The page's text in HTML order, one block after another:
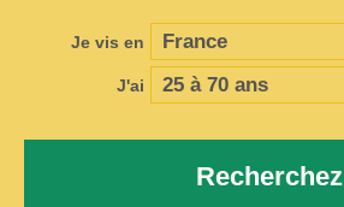
Je vis en
J'ai
Recherchez